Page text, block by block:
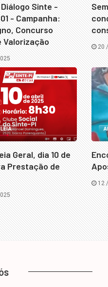
Sinte -
- Campanha:
Concurso
Valorização
20
Geral, dia 10 de
Prestação de
12